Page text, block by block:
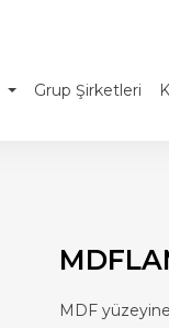
Grup Şirketleri
MDF